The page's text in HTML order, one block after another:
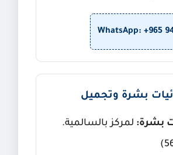
WhatsApp: +965
بشرة: لمركز بالسالمية.